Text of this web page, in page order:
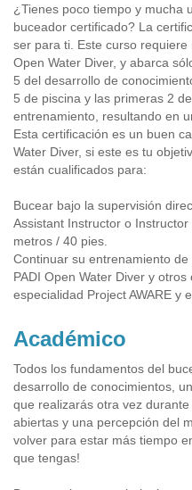
¿Tienes poco tiempo y mucha
buceador certificado? La
ser para ti. Este curso
Open Water Diver, y abarca
5 del desarrollo de
5 de piscina y las primeras 2
entrenamiento, resultando en
Esta certificación es un buen
Water Diver, si este es tu
están cualificados para:
Bucear bajo la supervisión
Assistant Instructor o
metros / 40 pies.
Continuar su entrenamiento
PADI Open Water Diver y
especialidad Project AWARE y
Académico
Todos los fundamentos del
desarrollo de conocimientos,
que realizarás otra vez
abiertas y una percepción del
volver para estar más tiempo
que tengas!